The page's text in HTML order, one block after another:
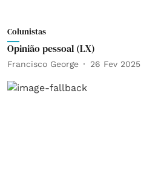
Colunistas
Opinião pessoal (LX)
Francisco George 26 Fev 2025